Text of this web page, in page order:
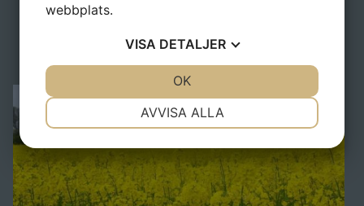
0730-51 95 92
webbplats.
VISA DETALJER
MARKNADSFÖRING STATISTIK
AVVISA ALLA
OK